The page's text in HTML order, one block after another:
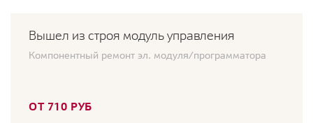
Вышел из строя модуль управления
Компонентный ремонт эл. модуля/программатора
ОТ 710 РУБ